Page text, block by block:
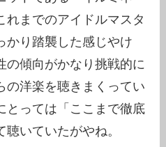
れまでのアイドルマスタ
かり踏襲した感じやけ
の傾向がかなり挑戦的に
の洋楽を聴きまくってい
とっては「ここまで徹底
いていたがやね。